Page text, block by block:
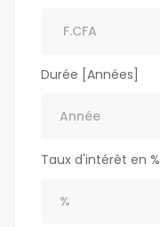
Durée [Années]
Taux d'intérêt en %